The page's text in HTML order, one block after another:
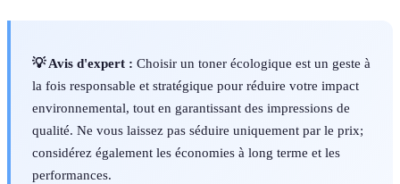
💡 Avis d'expert : Choisir un toner écologique est un geste à
la fois responsable et stratégique pour réduire votre impact
environnemental, tout en garantissant des impressions de
qualité. Ne vous laissez pas séduire uniquement par le prix;
considérez également les économies à long terme et les
performances.